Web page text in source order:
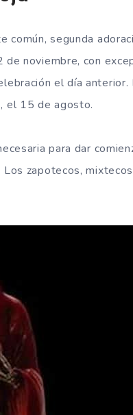
segunda
noviembre, con
el día anterior.
el 15 de agosto.
para dar
zapotecos,